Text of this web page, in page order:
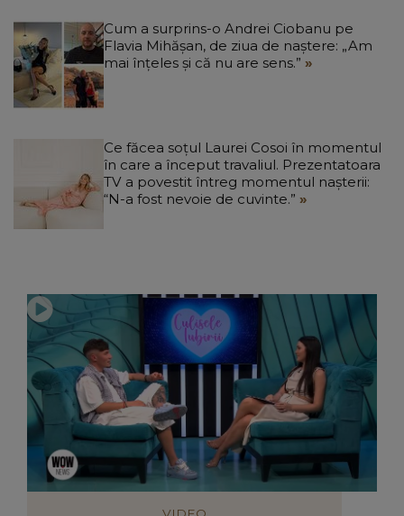
Cum a surprins-o Andrei Ciobanu pe
Flavia Mihășan, de ziua de naștere: „Am
mai înțeles și că nu are sens.”
Ce făcea soțul Laurei Cosoi în momentul
în care a început travaliul. Prezentatoara
TV a povestit întreg momentul nașterii:
“N-a fost nevoie de cuvinte.”
VIDEO